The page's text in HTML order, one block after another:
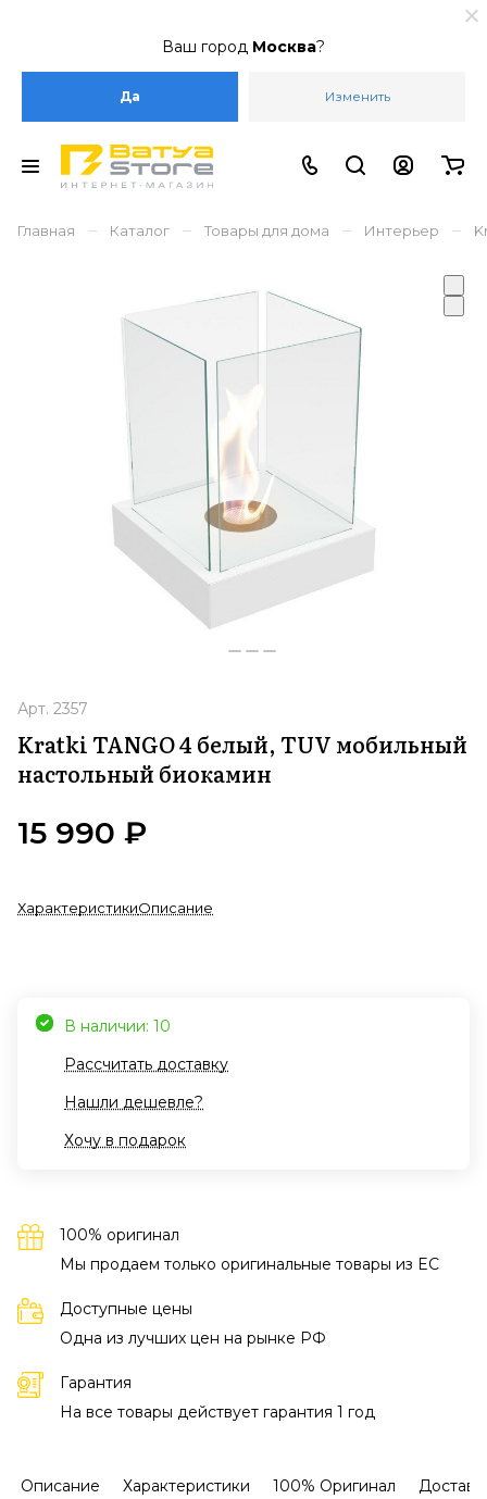
Ваш город Москва?
Да Изменить
Главная – Каталог – Товары для дома – Интерьер –
Арт. 2357
Kratki TANGO 4 белый, TUV мобильный
настольный биокамин
15 990 ₽
ХарактеристикиОписание
В наличии: 10
Рассчитать доставку
Нашли дешевле?
Хочу в подарок
100% оригинал
Мы продаем только оригинальные товары из EC
Доступные цены
Одна из лучших цен на рынке РФ
Гарантия
На все товары действует гарантия 1 год
Описание Характеристики 100% Оригинал